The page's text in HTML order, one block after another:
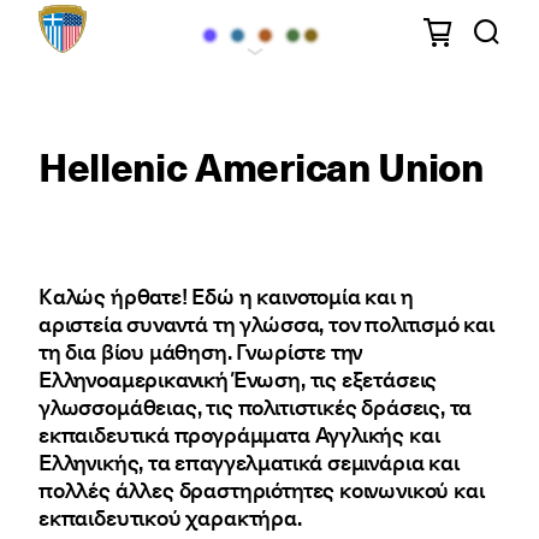
Ελληνοαμερικανική
Hellenic American Union
Kαλώς ήρθατε! Εδώ η καινοτομία και η
αριστεία συναντά τη γλώσσα, τον πολιτισμό και
τη δια βίου μάθηση. Γνωρίστε την
Ελληνοαμερικανική Ένωση, τις εξετάσεις
γλωσσομάθειας, τις πολιτιστικές δράσεις, τα
εκπαιδευτικά προγράμματα Αγγλικής και
Ελληνικής, τα επαγγελματικά σεμινάρια και
πολλές άλλες δραστηριότητες κοινωνικού και
εκπαιδευτικού χαρακτήρα.